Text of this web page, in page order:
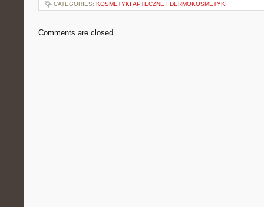
CATEGORIES: KOSMETYKI APTECZNE I DERMOKOSMETYKI
Comments are closed.